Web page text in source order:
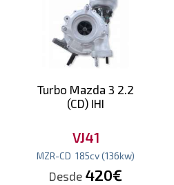
Turbo Mazda 3 2.2
(CD) IHI
VJ41
MZR-CD 185cv(136kw)
Desde 420€